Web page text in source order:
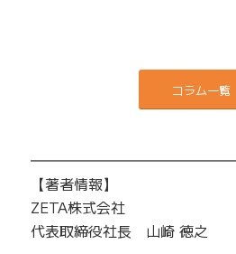
コラム一覧
【著者情報】
ZETA株式会社
代表取締役社長 山崎 徳之